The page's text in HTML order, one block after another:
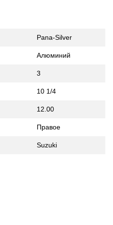
Pana-Silver
Алюминий
3
10 1/4
12.00
Правое
Suzuki